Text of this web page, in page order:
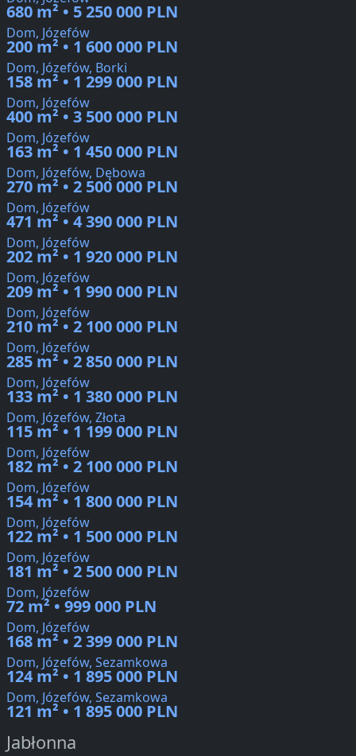
680 m² • 5 250 000 PLN
Dom, Józefów
200 m² • 1 600 000 PLN
Dom, Józefów, Borki
158 m² • 1 299 000 PLN
Dom, Józefów
400 m² • 3 500 000 PLN
Dom, Józefów
163 m² • 1 450 000 PLN
Dom, Józefów, Dębowa
270 m² • 2 500 000 PLN
Dom, Józefów
471 m² • 4 390 000 PLN
Dom, Józefów
202 m² • 1 920 000 PLN
Dom, Józefów
209 m² • 1 990 000 PLN
Dom, Józefów
210 m² • 2 100 000 PLN
Dom, Józefów
285 m² • 2 850 000 PLN
Dom, Józefów
133 m² • 1 380 000 PLN
Dom, Józefów, Złota
115 m² • 1 199 000 PLN
Dom, Józefów
182 m² • 2 100 000 PLN
Dom, Józefów
154 m² • 1 800 000 PLN
Dom, Józefów
122 m² • 1 500 000 PLN
Dom, Józefów
181 m² • 2 500 000 PLN
Dom, Józefów
72 m² • 999 000 PLN
Dom, Józefów
168 m² • 2 399 000 PLN
Dom, Józefów, Sezamkowa
124 m² • 1 895 000 PLN
Dom, Józefów, Sezamkowa
121 m² • 1 895 000 PLN
Jabłonna